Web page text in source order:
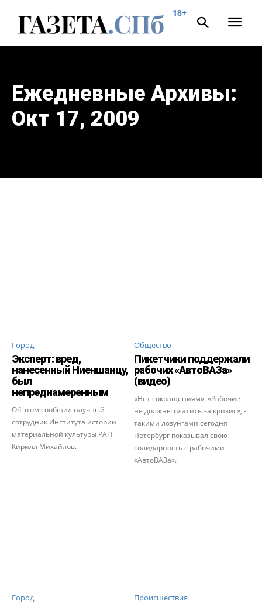
18+
Ежедневные Архивы:
Окт 17, 2009
Город
Эксперт: вред,
нанесенный Ниеншанцу,
был
непреднамеренным
Об этом сообщил научный
сотрудник Института истории
материальной культуры РАН
Кирилл Михайлов.
Общество
Пикетчики поддержали
рабочих «АвтоВАЗа»
(видео)
«Нет сокращениям», «Рабочие
не должны платить за кризис», -
такими лозунгами сегодня
Петербург показывал свою
солидарность с рабочими
«АвтоВАЗа».
Город Происшествия